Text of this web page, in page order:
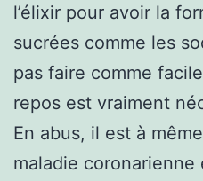
l’élixir pour avoir la
sucrées comme les
pas faire comme
repos est vraiment
En abus, il est à
maladie